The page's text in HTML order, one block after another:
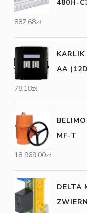
480H-
887,68zł
AA
78,18zł
MF-T
18 969,00zł
DELTA